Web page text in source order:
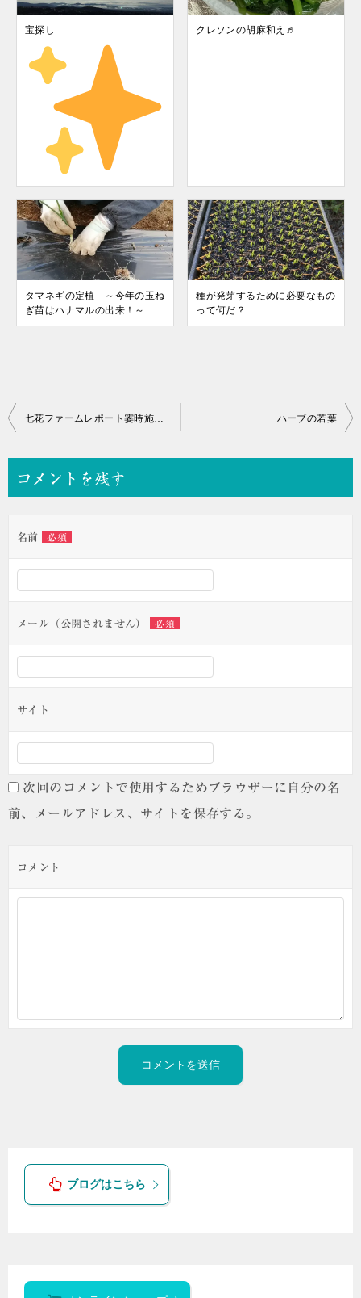
宝探し クレソンの胡麻和え♬
タマネギの定植 ～今年の玉ね
ぎ苗はハナマルの出来！～
種が発芽するために必要なもの
って何だ？
投
ー
シ
ョ
ン
ハーブの若葉
コメントを残す
名前 必須
メール（公開されません） 必須
サイト
次回のコメントで使用するためブラウザーに自分の名
前、メールアドレス、サイトを保存する。
コメント
ブログはこちら